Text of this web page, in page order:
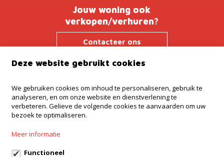
Jouw woning ook
verkopen/verhuren?
Contacteer ons
Kantoor Ninove
Onderwijslaan 45, 9400 Ninove
Kantoor Dilbeek
Kantoor Kampenhout
Zeypestraat 52B, Kampenhout
Deze website gebruikt cookies
We gebruiken cookies om inhoud te personaliseren, gebruik te
analyseren, en om onze website en dienstverlening te
verbeteren. Gelieve de volgende cookies te aanvaarden om uw
bezoek te optimaliseren.
Meer informatie
Functioneel